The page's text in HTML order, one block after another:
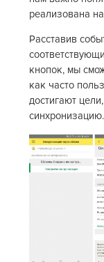
реализована
Расставив
кнопок, мы
как часто
достигают
синхронизацию.